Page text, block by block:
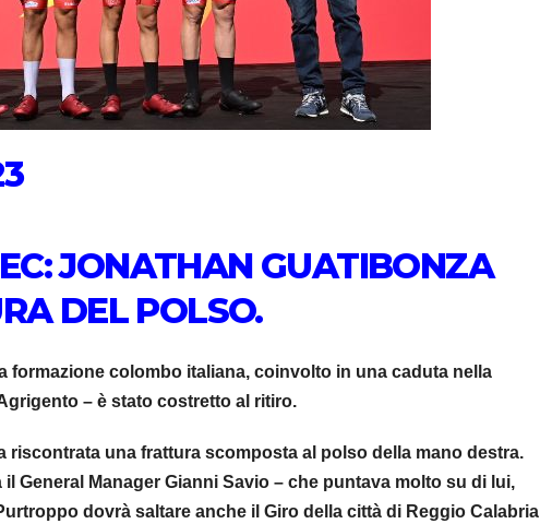
JONATHAN GUATIBONZA
DEL POLSO.
formazione colombo italiana, coinvolto in una caduta nella
– è stato costretto al ritiro.
riscontrata una frattura scomposta al polso della mano destra.
General Manager Gianni Savio – che puntava molto su di lui,
dovrà saltare anche il Giro della città di Reggio Calabria